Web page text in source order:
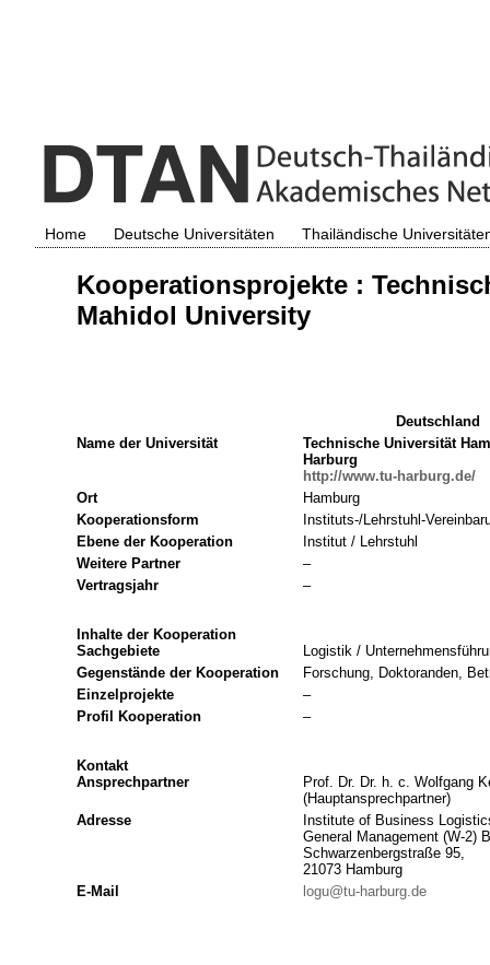
Home Deutsche Universitäten Thailändische
Kooperationsprojekte :
Mahidol University
Deutschland
Name der Universität
Technische Universität
Harburg
http://www.tu-harburg.de/
Ort
Hamburg
Kooperationsform
Instituts-/Lehrstuhl-
Ebene der Kooperation
Institut / Lehrstuhl
Weitere Partner
–
Vertragsjahr
–
Inhalte der Kooperation
Sachgebiete
Logistik /
Gegenstände der Kooperation
Forschung, Doktoranden,
Einzelprojekte
–
Profil Kooperation
–
Kontakt
Ansprechpartner
Prof. Dr. Dr. h. c. Wolfgang
(Hauptansprechpartner)
Adresse
Institute of Business
General Management (W-2)
Schwarzenbergstraße 95,
21073 Hamburg
E-Mail
logu@tu-harburg.de